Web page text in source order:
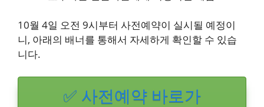
10월 4일 오전 9시부터 사전예약이 실시될 예정이
니, 아래의 배너를 통해서 자세하게 확인할 수 있습
니다.
✅ 사전예약 바로가